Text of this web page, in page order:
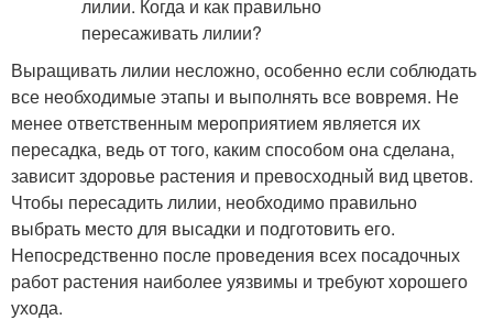
Выращивать лилии несложно, особенно если соблюдать
все необходимые этапы и выполнять все вовремя. Не
менее ответственным мероприятием является их
пересадка, ведь от того, каким способом она сделана,
зависит здоровье растения и превосходный вид цветов.
Чтобы пересадить лилии, необходимо правильно
выбрать место для высадки и подготовить его.
Непосредственно после проведения всех посадочных
работ растения наиболее уязвимы и требуют хорошего
ухода.